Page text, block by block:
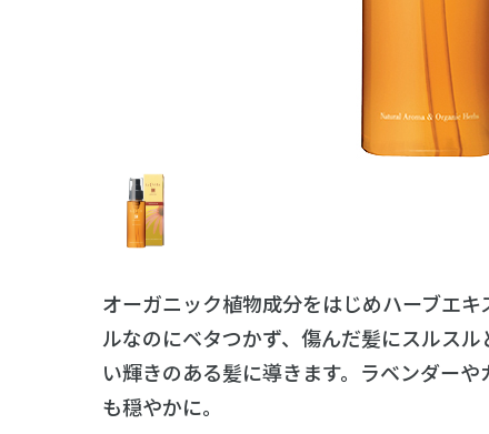
オーガニック植物成分をはじめハーブエ
ルなのにベタつかず、傷んだ髪にスルス
い輝きのある髪に導きます。ラベンダー
も穏やかに。